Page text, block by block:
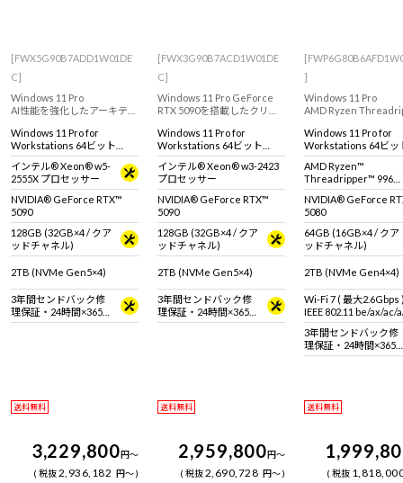
[FWX5G90B7ADD1W01DE
C]
Windows 11 Pro
AI性能を強化したアーキテク
を体感できる RTX 5090 搭載
のクリエイター向けワーク
ステーション。
Windows 11 Pro for
Workstations 64ビット
(DSP)
インテル® Xeon® w5-
2555X プロセッサー
NVIDIA® GeForce RTX™
5090
128GB (32GB×4 / クア
ッドチャネル)
2TB (NVMe Gen5×4)
3年間センドバック修
理保証・24時間×365
日電話サポート
送料無料
3,229,800円～
税抜2,936,182 円～
[FWX3G90B7ACD1W01DE
C]
Windows 11 Pro GeForce
RTX 5090を搭載したクリエ
ステーションモデル
Windows 11 Pro for
Workstations 64ビット
(DSP)
インテル® Xeon® w3-2423
プロセッサー
NVIDIA® GeForce RTX™
5090
128GB (32GB×4 / クア
ッドチャネル)
2TB (NVMe Gen5×4)
3年間センドバック修
理保証・24時間×365
日電話サポート
送料無料
2,959,800円～
税抜2,690,728 円～
]
Windows 11 Pro
AMD Ryzen
ョンモデル
Windows 11 Pro for
Workstations 64ビッ
(DSP)
AMD Ryzen™
Threadripper™
プロセッサ
NVIDIA® GeForce
5080
64GB (16GB×4 / クア
ッドチャネル)
2TB (NVMe Gen4×4)
Wi-Fi 7 ( 最大2.6Gbps
IEEE 802.11 be/ax/ac/
準拠 ＋ Bluetooth 5内
3年間センドバック修
理保証・24時間×365
日電話サポート
送料無料
税抜